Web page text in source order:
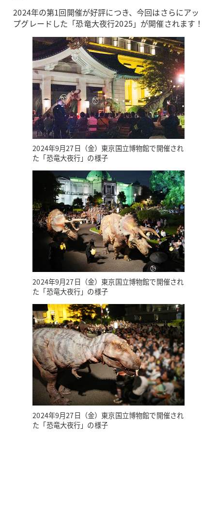
2024年の第1回開催が好評につき、今回はさらにアッ
プグレードした「恐竜大夜行2025」が開催されます！
2024年9月27日（金）東京国立博物館で開催され
た「恐竜大夜行」の様子
2024年9月27日（金）東京国立博物館で開催され
た「恐竜大夜行」の様子
2024年9月27日（金）東京国立博物館で開催され
た「恐竜大夜行」の様子